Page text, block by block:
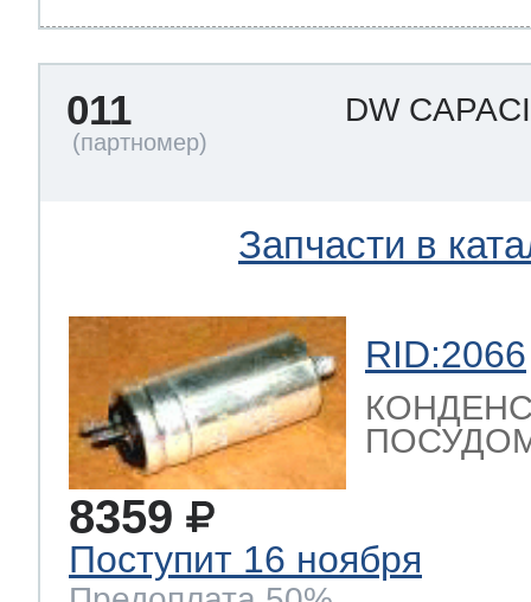
011 DW
Запчасти в
RID:2066
8359
Поступит 16 ноября